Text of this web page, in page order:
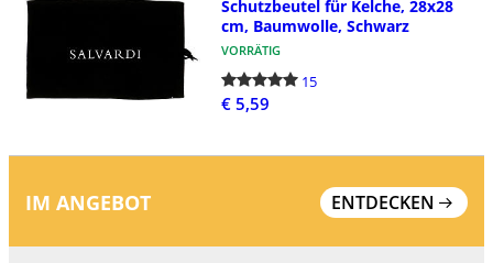
Schutzbeutel für Kelche, 28x28
cm, Baumwolle, Schwarz
VORRÄTIG
15
€ 5,59
IM ANGEBOT ENTDECKEN